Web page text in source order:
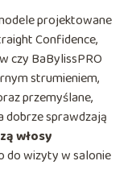
projektowane
Confidence,
czy BaBylissPRO
strumieniem,
przemyślane,
dobrze sprawdzają
włosy
do wizyty w salonie